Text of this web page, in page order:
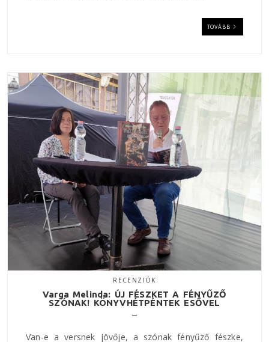
TOVÁBB
RECENZIÓK
Varga Melinda: ÚJ FÉSZKET A FÉNYŰZŐ
SZÓNAK! KÖNYVHÉTPÉNTEK ESŐVEL
Van-e a versnek jövője, a szónak fényűző fészke,